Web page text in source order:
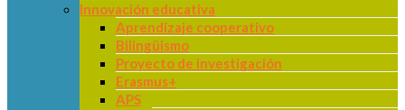
Innovación educativa
Aprendizaje cooperativo
Bilingüismo
Proyecto de investigación
Erasmus+
APS